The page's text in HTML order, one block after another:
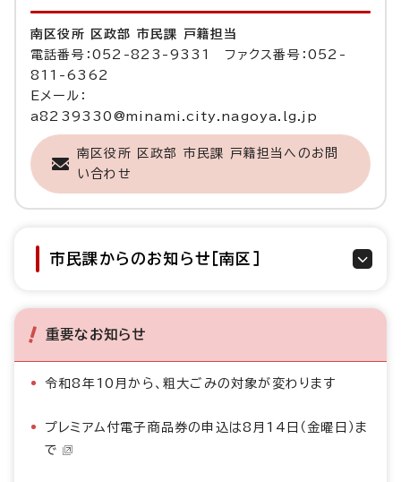
南区役所 区政部 市民課 戸籍担当
電話番号：052-823-9331 ファクス番号：052-
811-6362
Eメール：
a8239330@minami.city.nagoya.lg.jp
南区役所 区政部 市民課 戸籍担当へのお問
い合わせ
市民課からのお知らせ［南区］
重要なお知らせ
令和8年10月から、粗大ごみの対象が変わります
プレミアム付電子商品券の申込は8月14日（金曜日）ま
で